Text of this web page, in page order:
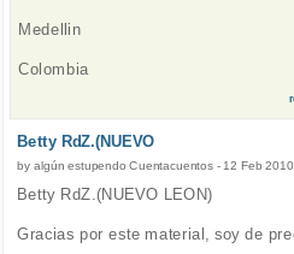
Medellin
Colombia
Betty RdZ.(NUEVO
by algún estupendo Cuentacuentos- 12 Feb
Betty RdZ.(NUEVO LEON)
Gracias por este material, soy de